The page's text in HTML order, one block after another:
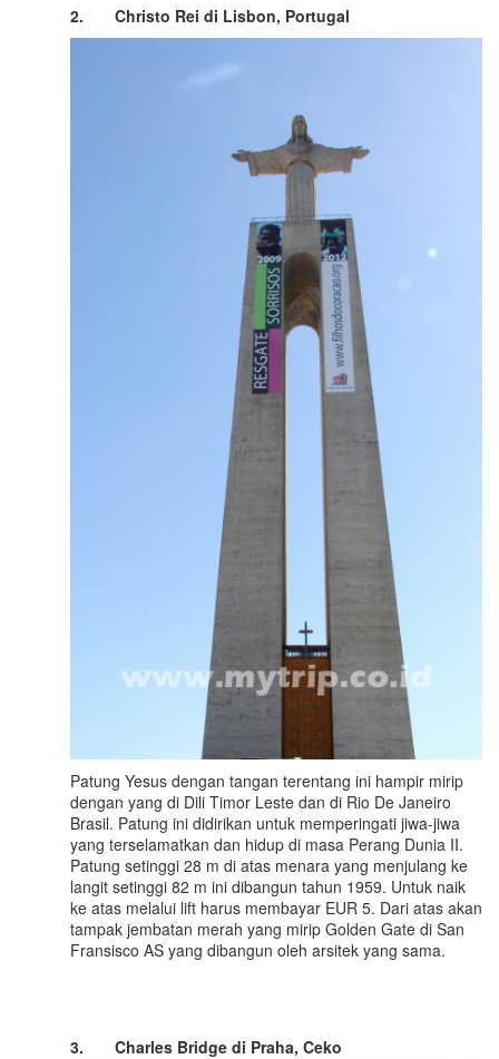
2. Christo Rei di Lisbon, Portugal
Patung Yesus dengan tangan terentang ini hampir mirip
dengan yang di Dili Timor Leste dan di Rio De Janeiro
Brasil. Patung ini didirikan untuk memperingati jiwa-jiwa
yang terselamatkan dan hidup di masa Perang Dunia II.
Patung setinggi 28 m di atas menara yang menjulang ke
langit setinggi 82 m ini dibangun tahun 1959. Untuk naik
ke atas melalui lift harus membayar EUR 5. Dari atas akan
tampak jembatan merah yang mirip Golden Gate di San
Fransisco AS yang dibangun oleh arsitek yang sama.
3. Charles Bridge di Praha, Ceko